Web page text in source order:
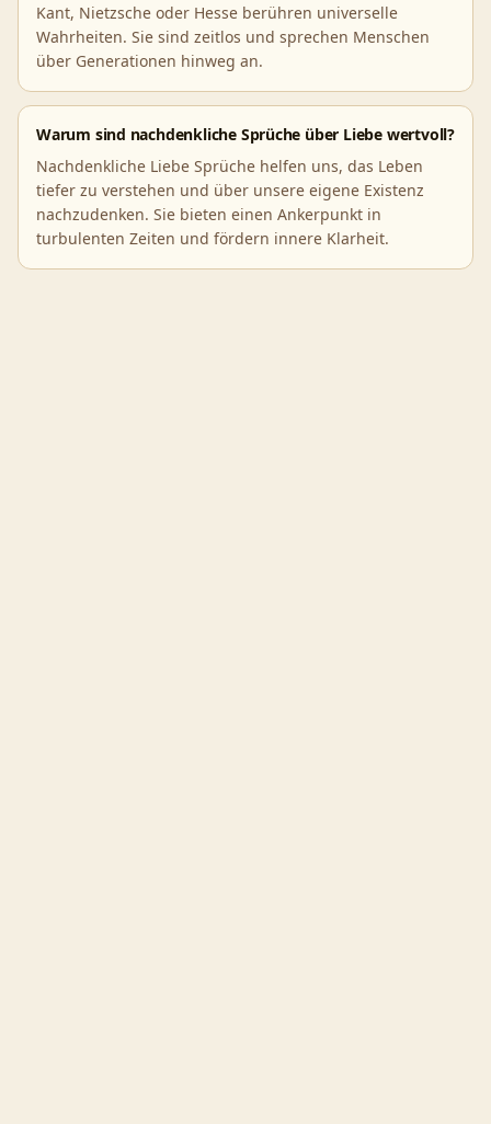
Kant, Nietzsche oder Hesse berühren universelle
Wahrheiten. Sie sind zeitlos und sprechen Menschen
über Generationen hinweg an.
Warum sind nachdenkliche Sprüche über Liebe wertvoll?
Nachdenkliche Liebe Sprüche helfen uns, das Leben
tiefer zu verstehen und über unsere eigene Existenz
nachzudenken. Sie bieten einen Ankerpunkt in
turbulenten Zeiten und fördern innere Klarheit.